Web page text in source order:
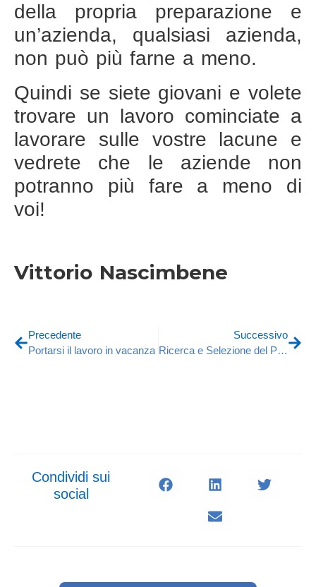
della propria preparazione e
un’azienda, qualsiasi azienda,
non può più farne a meno.
Quindi se siete giovani e volete
trovare un lavoro cominciate a
lavorare sulle vostre lacune e
vedrete che le aziende non
potranno più fare a meno di
voi!
Vittorio Nascimbene
Precedente
Portarsi il lavoro in vacanza
Successivo
Ricerca e Selezione del Personale – Quando l’esperienza non fa crescere
Condividi sui
social